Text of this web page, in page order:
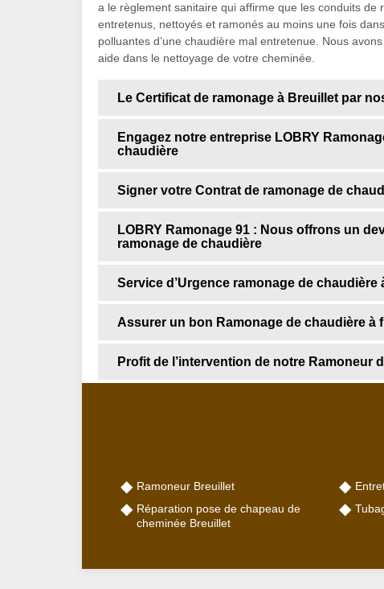
a le règlement sanitaire qui affirme que les conduits de
entretenus, nettoyés et ramonés au moins une fois
polluantes d’une chaudière mal entretenue. Nous
aide dans le nettoyage de votre cheminée.
Le Certificat de ramonage à Breuillet par
Engagez notre entreprise LOBRY
chaudière
Signer votre Contrat de ramonage de
LOBRY Ramonage 91 : Nous offrons un
ramonage de chaudière
Service d’Urgence ramonage de
Assurer un bon Ramonage de chaudière à
Profit de l’intervention de notre Ramoneur
Ramoneur Breuillet
Réparation pose de chapeau de
cheminée Breuillet